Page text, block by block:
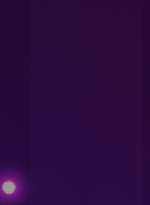
禮盒+提袋(一鐵一
)｜日月老茶廠
+1茶包商品
高9cm